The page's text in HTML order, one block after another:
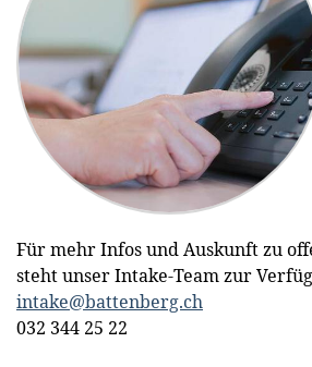
geliefert an
Standort
Vergünstigung
auf alle
internen
Produkte &
Abonnement
bei
PubliBike
Für mehr Infos und Auskunft zu
steht unser Intake-Team zur
intake@battenberg.ch
032 344 25 22